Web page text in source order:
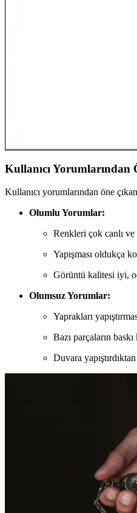
Kullanıcı Yorumlarından
Kullanıcı yorumlarından öne
Olumlu Yorumlar:
Renkleri çok canlı
Yapışması oldukça
Görüntü kalitesi iyi,
Olumsuz Yorumlar:
Yaprakları
Bazı parçaların
Duvara